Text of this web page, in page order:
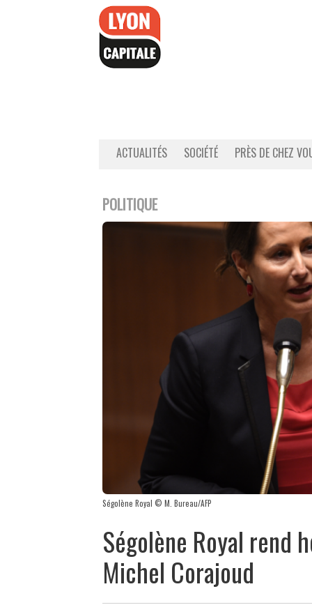
ACTUALITÉS SOCIÉTÉ PRÈS DE CHEZ
POLITIQUE
Ségolène Royal © M. Bureau/AFP
Ségolène Royal rend
Michel Corajoud